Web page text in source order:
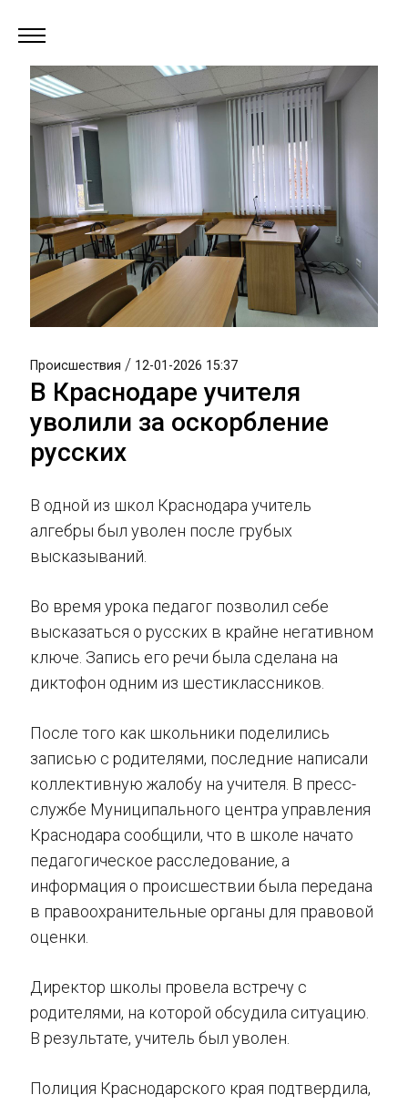
Происшествия / 12-01-2026 15:37
В Краснодаре учителя
уволили за оскорбление
русских
В одной из школ Краснодара учитель
алгебры был уволен после грубых
высказываний.
Во время урока педагог позволил себе
высказаться о русских в крайне негативном
ключе. Запись его речи была сделана на
диктофон одним из шестиклассников.
После того как школьники поделились
записью с родителями, последние написали
коллективную жалобу на учителя. В пресс-
службе Муниципального центра управления
Краснодара сообщили, что в школе начато
педагогическое расследование, а
информация о происшествии была передана
в правоохранительные органы для правовой
оценки.
Директор школы провела встречу с
родителями, на которой обсудила ситуацию.
В результате, учитель был уволен.
Полиция Краснодарского края подтвердила,